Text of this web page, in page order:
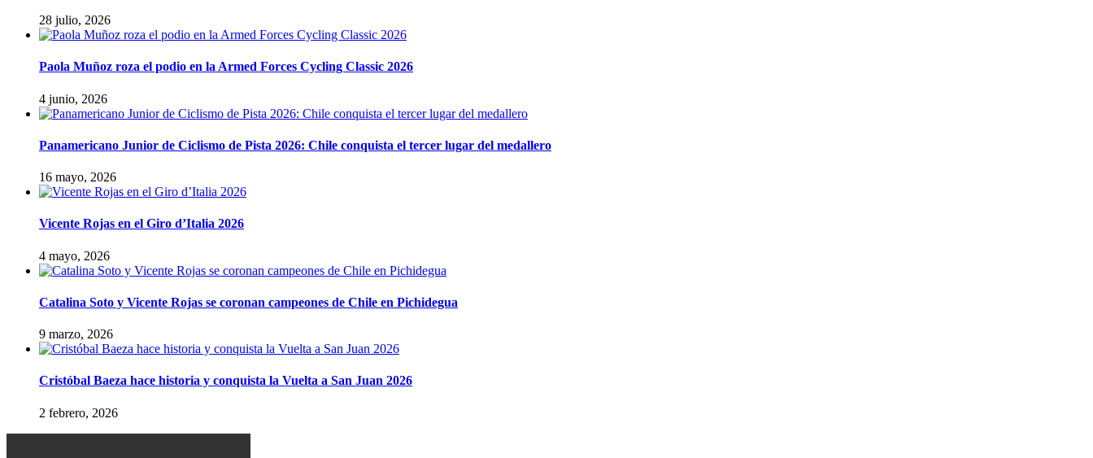
28 julio, 2026
Paola Muñoz roza el podio en la Armed Forces Cycling Classic 2026
4 junio, 2026
Panamericano Junior de Ciclismo de Pista 2026: Chile conquista el tercer lugar del medallero
16 mayo, 2026
Vicente Rojas en el Giro d’Italia 2026
4 mayo, 2026
Catalina Soto y Vicente Rojas se coronan campeones de Chile en Pichidegua
9 marzo, 2026
Cristóbal Baeza hace historia y conquista la Vuelta a San Juan 2026
2 febrero, 2026